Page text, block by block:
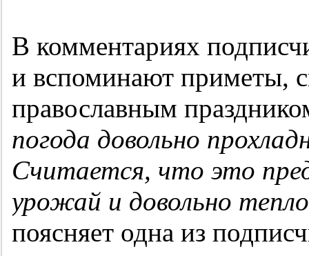
В комментариях
и вспоминают приметы,
православным
погода довольно
Считается, что это
урожай и довольно
поясняет одна из